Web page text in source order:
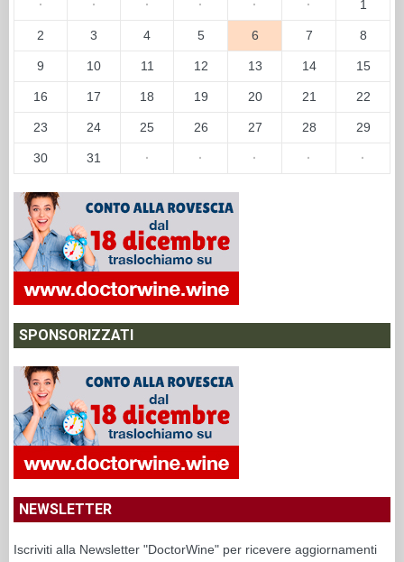
· · · · · · 1
2 3 4 5 6 7 8
9 10 11 12 13 14 15
16 17 18 19 20 21 22
23 24 25 26 27 28 29
30 31 · · · · ·
SPONSORIZZATI
NEWSLETTER
Iscriviti alla Newsletter "DoctorWine" per ricevere aggiornamenti